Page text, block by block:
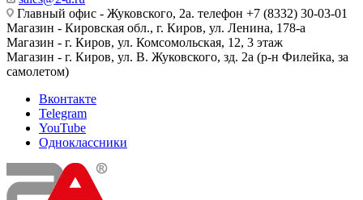
Главный офис - Жуковского, 2а. телефон +7 (8332) 30-03-01
Магазин - Кировская обл., г. Киров, ул. Ленина, 178-а
Магазин - г. Киров, ул. Комсомольская, 12, 3 этаж
Магазин - г. Киров, ул. В. Жуковского, зд. 2а (р-н Филейка, за
самолетом)
Вконтакте
Telegram
YouTube
Одноклассники